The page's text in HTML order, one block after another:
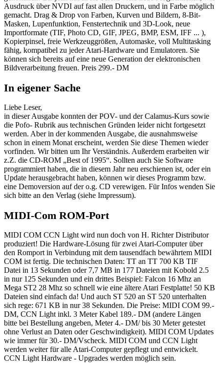
Ausdruck über NVDI auf fast allen Druckern, und in Farbe möglich
gemacht. Drag & Drop von Farben, Kurven und Bildern, 8-Bit-
Masken, Lupenfunktion, Fenstertechnik und 3D-Look, neue
Importformate (TIF, Photo CD, GIF, JPEG, BMP, ESM, IFF ... ),
Kopierpinsel, freie Werkzeuggrößen, Automaske, voll Multitasking
fähig, kompatibel zu jeder Atari-Hardware und Emulatoren. Sie
können sich bereits auf eine neue Generation der elektronischen
Bildverarbeitung freuen. Preis 299.- DM
In eigener Sache
Liebe Leser,
in dieser Ausgabe konnten der POV- und der Calamus-Kurs sowie
die Pofo- Rubrik aus technischen Gründen leider nicht fortgesetzt
werden. Aber in der kommenden Ausgabe, die ausnahmsweise
schon in einem Monat erscheint, werden Sie diese Themen wieder
vorfinden. Wir bitten um Ihr Verständnis. Außerdem erarbeiten wir
z.Z. die CD-ROM „Best of 1995“. Sollten auch Sie Software
programmiert haben, die in diesem Jahr neu erschienen ist, oder ein
Update herausgebracht haben, können wir dieses Programm bzw.
eine Demoversion auf der o.g. CD verewigen. Für Infos wenden Sie
sich bitte an den Verlag (siehe Impressum).
MIDI-Com ROM-Port
MIDI COM CCN Light wird nun doch von H. Richter Distributor
produziert! Die Hardware-Lösung für zwei Atari-Computer über
den Romport in Verbindung mit dem tausendfach bewährtem MIDI
COM ist fertig. Die technischen Daten: TT an TT 700 KB TIF
Datei in 13 Sekunden oder 7,7 MB in 177 Dateien mit Kobold 2.5
in nur 125 Sekunden und ein drittes Beispiel: Falcon 16 Mhz an
Mega ST2 28 Mhz so schnell wie eine ältere Atari Festplatte! 50 KB
Dateien sind einfach da! Und auch ST 520 an ST 520 unterhalten
sich rege: 671 KB in nur 38 Sekunden. Die Preise: MIDI COM 99.-
DM, CCN Light inkl. 3 Meter Kabel 189.- DM (andere Längen
bitte bei Bestellung angeben, Meter 4.- DM/ bis 30 Meter getestet
ohne Verlust an Daten oder Geschwindigkeit). MIDI COM Updates
wie immer für 30.- DM/Vscheck. MIDI COM und CCN Light
werden weiter für alle Atari-Computer gepflegt und entwickelt.
CCN Light Hardware - Upgrades werden möglich sein.